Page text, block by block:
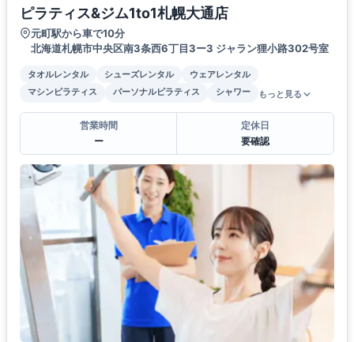
ピラティス&ジム1to1札幌大通店
元町駅から車で10分
北海道札幌市中央区南3条西6丁目3ー3 ジャラン狸小路302号室
タオルレンタル シューズレンタル
ウェアレンタル
マシンピラティス
パーソナルピラティス シャワー もっと見る
営業時間
ー
定休日
要確認